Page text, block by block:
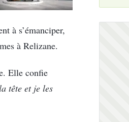
à s’émanciper,
à Relizane.
Elle confie
tête et je les